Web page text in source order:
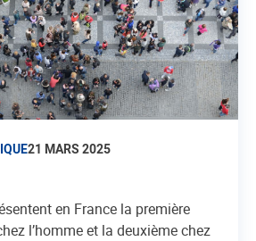
21 MARS 2025
en France la première
l’homme et la deuxième chez